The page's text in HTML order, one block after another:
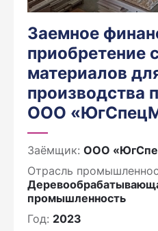
Заемное
приобретение
материалов
производства
ООО
Заёмщик: ООО
Отрасль
промышленность
Год: 2023